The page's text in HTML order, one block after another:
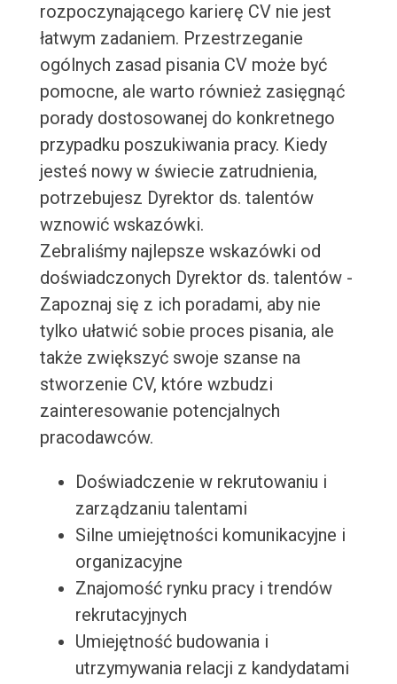
rozpoczynającego karierę CV nie jest
łatwym zadaniem. Przestrzeganie
ogólnych zasad pisania CV może być
pomocne, ale warto również zasięgnąć
porady dostosowanej do konkretnego
przypadku poszukiwania pracy. Kiedy
jesteś nowy w świecie zatrudnienia,
potrzebujesz Dyrektor ds. talentów
wznowić wskazówki.
Zebraliśmy najlepsze wskazówki od
doświadczonych Dyrektor ds. talentów -
Zapoznaj się z ich poradami, aby nie
tylko ułatwić sobie proces pisania, ale
także zwiększyć swoje szanse na
stworzenie CV, które wzbudzi
zainteresowanie potencjalnych
pracodawców.
Doświadczenie w rekrutowaniu i
zarządzaniu talentami
Silne umiejętności komunikacyjne i
organizacyjne
Znajomość rynku pracy i trendów
rekrutacyjnych
Umiejętność budowania i
utrzymywania relacji z kandydatami